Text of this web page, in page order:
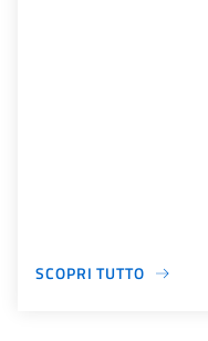
SCOPRI TUTTO